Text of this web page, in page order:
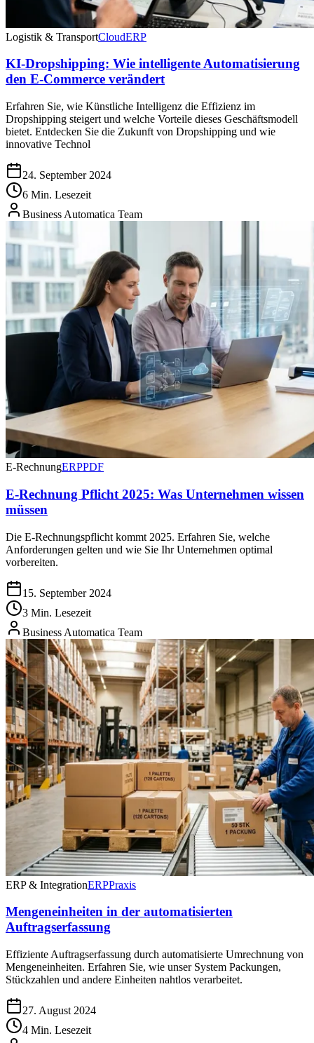
Logistik & TransportCloudERP
KI-Dropshipping: Wie intelligente Automatisierung
den E-Commerce verändert
Erfahren Sie, wie Künstliche Intelligenz die Effizienz im
Dropshipping steigert und welche Vorteile dieses Geschäftsmodell
bietet. Entdecken Sie die Zukunft von Dropshipping und wie
innovative Technol
24. September 2024
6 Min. Lesezeit
Business Automatica Team
E-RechnungERPPDF
E-Rechnung Pflicht 2025: Was Unternehmen wissen
müssen
Die E-Rechnungspflicht kommt 2025. Erfahren Sie, welche
Anforderungen gelten und wie Sie Ihr Unternehmen optimal
vorbereiten.
15. September 2024
3 Min. Lesezeit
Business Automatica Team
ERP & IntegrationERPPraxis
Mengeneinheiten in der automatisierten
Auftragserfassung
Effiziente Auftragserfassung durch automatisierte Umrechnung von
Mengeneinheiten. Erfahren Sie, wie unser System Packungen,
Stückzahlen und andere Einheiten nahtlos verarbeitet.
27. August 2024
4 Min. Lesezeit